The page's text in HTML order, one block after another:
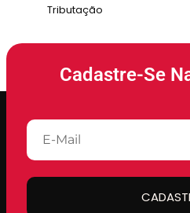
Tributação
Cadastre-Se